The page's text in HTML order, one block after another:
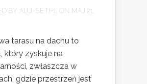
BY ALU-SET.PL
ON MAJ 21,
tarasu na dachu to
który zyskuje na
zwłaszcza w
gdzie przestrzeń jest